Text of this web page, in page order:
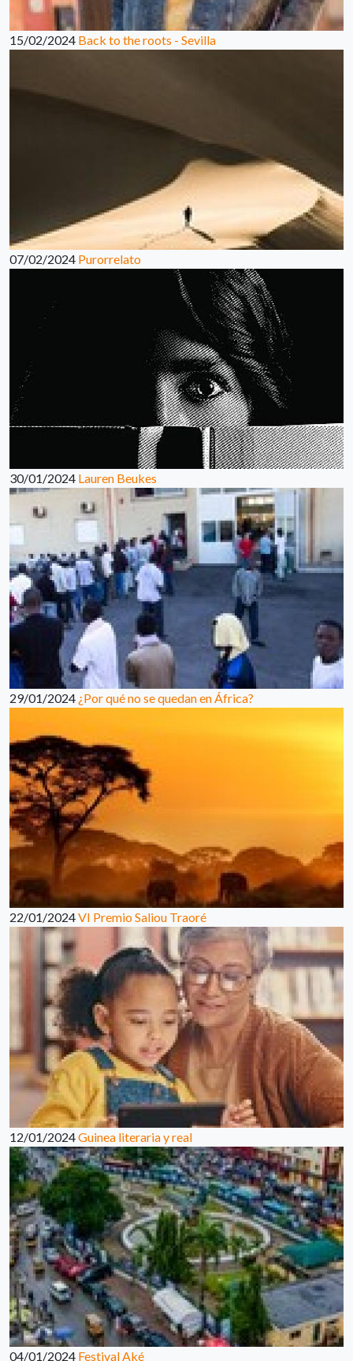
15/02/2024 Back to the roots - Sevilla
07/02/2024 Purorrelato
30/01/2024 Lauren Beukes
29/01/2024 ¿Por qué no se quedan en África?
22/01/2024VI Premio Saliou Traoré
12/01/2024Guinea literaria y real
04/01/2024 Festival Aké